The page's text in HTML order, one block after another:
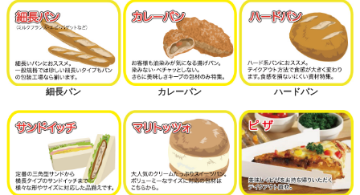
細長パン カレーパン ハードパン